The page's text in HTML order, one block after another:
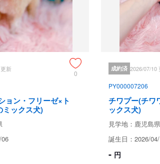
携先事業所がある地域がございますので、ご相談
成約済のためお問い合わせができません
について
新
0
ョン・フリーゼ×ト
ミックス犬)
成約済 2026/07/10
PY000007206
チワプー(チワ
ックス犬)
見学地：鹿児島県
誕生日：2026/
- 円